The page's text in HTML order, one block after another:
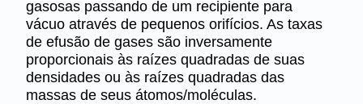
gasosas passando de um recipiente para
vácuo através de pequenos orifícios. As taxas
de efusão de gases são inversamente
proporcionais às raízes quadradas de suas
densidades ou às raízes quadradas das
massas de seus átomos/moléculas.